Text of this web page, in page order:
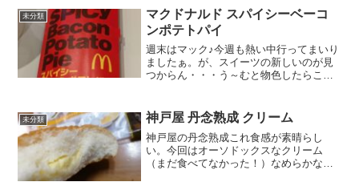
た目まさにパッケージのクロワッサン
が、そのまま浮き出たような...
未分類
マクドナルド スパイシーベーコ
ンポテトパイ
週末はマック♪今週も熱い中行ってまいり
ましたぁ。が、スイーツの新しいのが見
つからん・・・う～むと物色したらこれ
わけでアイスなコーヒーとセットで夏だ
けにただ、パッケージが...
未分類 神戸屋 丹念熟成 クリーム
神戸屋の丹念熟成これ食感が素晴らし
い。今回はオーソドックスなクリーム
（まだ食べてなかった！）なめらかなカ